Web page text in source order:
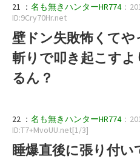
21 ： 名も無きハンターHR774：
ID:9Cry70Hr.net
壁ドン失敗怖くて
斬りで叩き起こす
るん？
22 ： 名も無きハンターHR774：
ID:T7+MvoUU.net[1/3]
睡爆直後に張り付い